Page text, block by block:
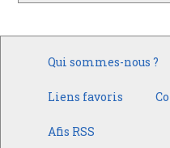
Qui sommes-nous ?
Liens favoris
Afis RSS